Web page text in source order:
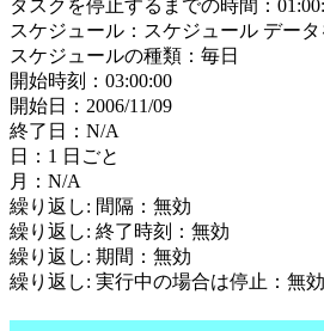
タスクを停止するまでの時間：
スケジュール：スケジュール デー
スケジュールの種類：毎日
開始時刻：03:00:00
開始日：2006/11/09
終了日：N/A
日：1 日ごと
月：N/A
繰り返し: 間隔：無効
繰り返し: 終了時刻：無効
繰り返し: 期間：無効
繰り返し: 実行中の場合は停止：無効